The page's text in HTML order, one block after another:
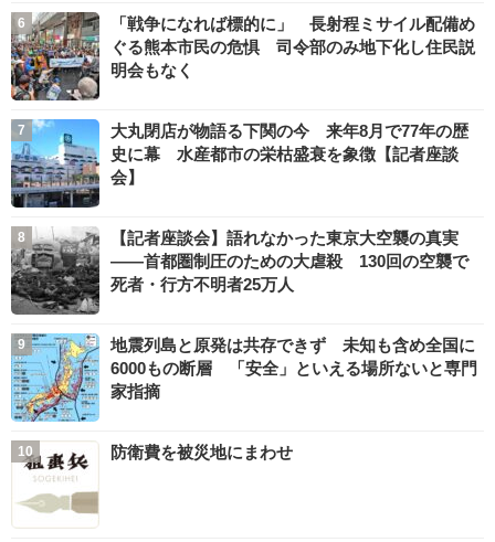
「戦争になれば標的に」 長射程ミサイル配備め
ぐる熊本市民の危惧 司令部のみ地下化し住民説
明会もなく
大丸閉店が物語る下関の今 来年8月で77年の歴
史に幕 水産都市の栄枯盛衰を象徴【記者座談
会】
【記者座談会】語れなかった東京大空襲の真実
――首都圏制圧のための大虐殺 130回の空襲で
死者・行方不明者25万人
地震列島と原発は共存できず 未知も含め全国に
6000もの断層 「安全」といえる場所ないと専門
家指摘
防衛費を被災地にまわせ